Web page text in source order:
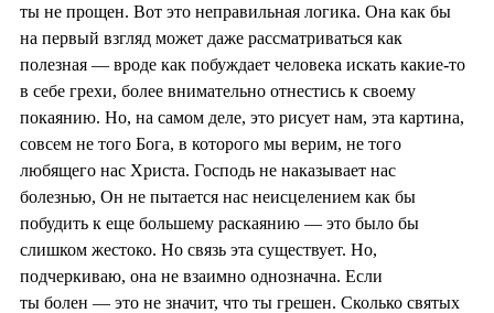
ты не прощен. Вот это неправильная логика. Она как бы
на первый взгляд может даже рассматриваться как
полезная — вроде как побуждает человека искать какие-то
в себе грехи, более внимательно отнестись к своему
покаянию. Но, на самом деле, это рисует нам, эта картина,
совсем не того Бога, в которого мы верим, не того
любящего нас Христа. Господь не наказывает нас
болезнью, Он не пытается нас неисцелением как бы
побудить к еще большему раскаянию — это было бы
слишком жестоко. Но связь эта существует. Но,
подчеркиваю, она не взаимно однозначна. Если
ты болен — это не значит, что ты грешен. Сколько святых